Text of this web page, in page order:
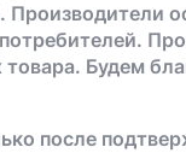
товара. Будем
после